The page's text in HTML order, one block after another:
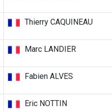
Thierry CAQUINEAU
Marc LANDIER
Fabien ALVES
Eric NOTTIN